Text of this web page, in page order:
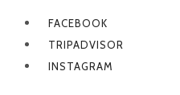
FACEBOOK
TRIPADVISOR
INSTAGRAM